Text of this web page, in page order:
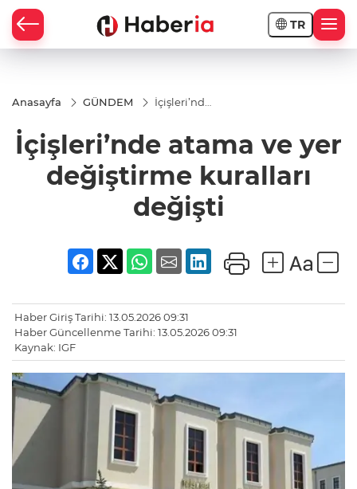
TR
Anasayfa GÜNDEM
İçişleri’nde
değiştirme
kuralları
İçişleri’nde atama ve yer
değiştirme kuralları
değişti
Haber Giriş Tarihi: 13.05.2026 09:31
Haber Güncellenme Tarihi: 13.05.2026 09:31
Kaynak: IGF